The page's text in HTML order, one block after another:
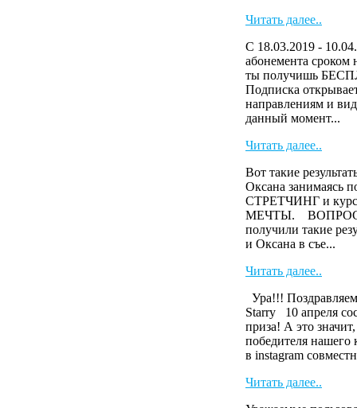
Читать далее..
С 18.03.2019 -
абонемента сроком
ты получишь
Подписка
направлениям и
данный момент...
Читать далее..
Вот такие
Оксана занимаясь
СТРЕТЧИНГ и
МЕЧТЫ. ВОПРОС?
получили такие
и Оксана в съе...
Читать далее..
Ура!!!
Starry 10 апреля
приза! А это
победителя нашего
в instagram
Читать далее..